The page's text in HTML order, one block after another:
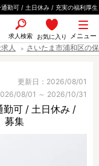
勤可 / 土日休み / 充実の福利厚生
メニュー
お気に入り
求人検索
人 さいたま市浦和区の
更新日：2026/08/01
08/01 ～ 2026/10/31
勤可 / 土日休み /
募集